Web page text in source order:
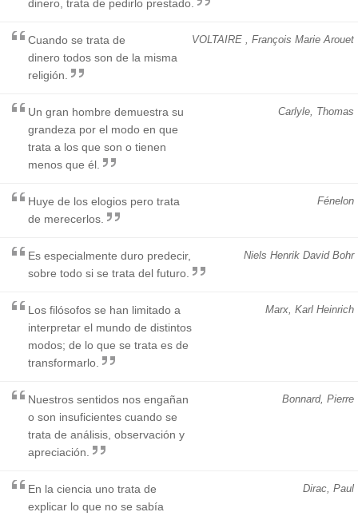
dinero, trata de pedirlo prestado.
VOLTAIRE , François Marie Arouet
Cuando se trata de
dinero todos son de la misma
religión.
Carlyle, Thomas
Un gran hombre demuestra su
grandeza por el modo en que
trata a los que son o tienen
menos que él.
Fénelon
Huye de los elogios pero trata
de merecerlos.
Niels Henrik David Bohr
Es especialmente duro predecir,
sobre todo si se trata del futuro.
Marx, Karl Heinrich
Los filósofos se han limitado a
interpretar el mundo de distintos
modos; de lo que se trata es de
transformarlo.
Bonnard, Pierre
Nuestros sentidos nos engañan
o son insuficientes cuando se
trata de análisis, observación y
apreciación.
Dirac, Paul
En la ciencia uno trata de
explicar lo que no se sabía